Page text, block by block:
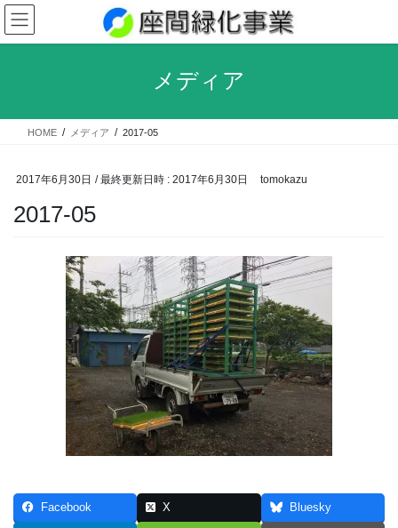
コ
ン
テ
ス
ナ
ビ
ゲ
ン
メディア
HOME メディア 2017-05
2017年6月30日 / 最終更新日時 : 2017年6月30日 tomokazu
2017-05
Facebook X Bluesky